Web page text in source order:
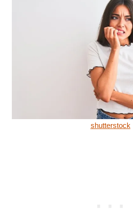
shutterstock